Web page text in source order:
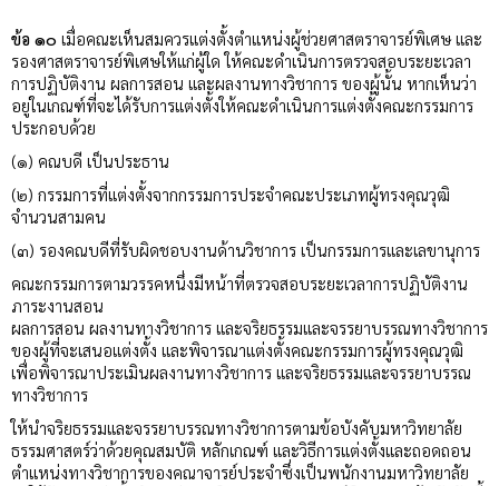
ข้อ ๑๐ เมื่อคณะเห็นสมควรแต่งตั้งตำแหน่งผู้ช่วยศาสตราจารย์พิเศษ และ
รองศาสตราจารย์พิเศษให้แก่ผู้ใด ให้คณะดำเนินการตรวจสอบระยะเวลา
การปฏิบัติงาน ผลการสอน และผลงานทางวิชาการ ของผู้นั้น หากเห็นว่า
อยู่ในเกณฑ์ที่จะได้รับการแต่งตั้งให้คณะดำเนินการแต่งตั้งคณะกรรมการ
ประกอบด้วย
(๑) คณบดี เป็นประธาน
(๒) กรรมการที่แต่งตั้งจากกรรมการประจำคณะประเภทผู้ทรงคุณวุฒิ
จำนวนสามคน
(๓) รองคณบดีที่รับผิดชอบงานด้านวิชาการ เป็นกรรมการและเลขานุการ
คณะกรรมการตามวรรคหนึ่งมีหน้าที่ตรวจสอบระยะเวลาการปฏิบัติงาน
ภาระงานสอน
ผลการสอน ผลงานทางวิชาการ และจริยธรรมและจรรยาบรรณทางวิชาการ
ของผู้ที่จะเสนอแต่งตั้ง และพิจารณาแต่งตั้งคณะกรรมการผู้ทรงคุณวุฒิ
เพื่อพิจารณาประเมินผลงานทางวิชาการ และจริยธรรมและจรรยาบรรณ
ทางวิชาการ
ให้นำจริยธรรมและจรรยาบรรณทางวิชาการตามข้อบังคับมหาวิทยาลัย
ธรรมศาสตร์ว่าด้วยคุณสมบัติ หลักเกณฑ์ และวิธีการแต่งตั้งและถอดถอน
ตำแหน่งทางวิชาการของคณาจารย์ประจำซึ่งเป็นพนักงานมหาวิทยาลัย